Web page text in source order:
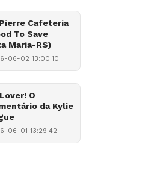
Cafeteria
To Save
Maria-RS)
06-02 13:00:10
O
da Kylie
06-01 13:29:42